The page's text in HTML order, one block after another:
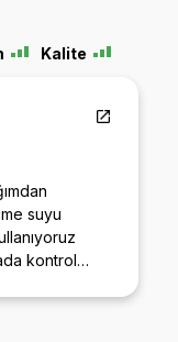
Kalite
suyu
kontrol
alalı 4 yıl
fazla. Şuan 3.